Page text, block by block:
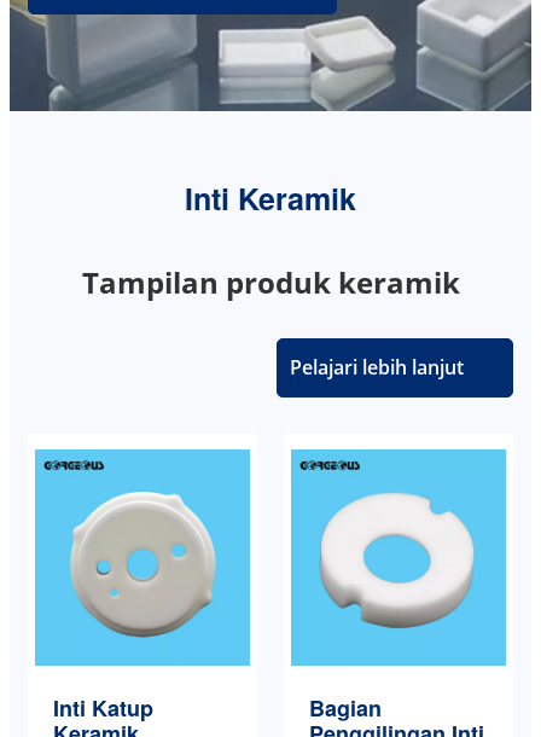
Inti Keramik
Tampilan produk keramik
Pelajari lebih lanjut
Inti Katup
Bagian